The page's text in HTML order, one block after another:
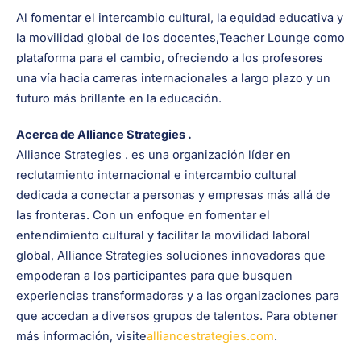
Al fomentar el intercambio cultural, la equidad educativa y
la movilidad global de los docentes,Teacher Lounge como
plataforma para el cambio, ofreciendo a los profesores
una vía hacia carreras internacionales a largo plazo y un
futuro más brillante en la educación.
Acerca de Alliance Strategies .
Alliance Strategies . es una organización líder en
reclutamiento internacional e intercambio cultural
dedicada a conectar a personas y empresas más allá de
las fronteras. Con un enfoque en fomentar el
entendimiento cultural y facilitar la movilidad laboral
global, Alliance Strategies soluciones innovadoras que
empoderan a los participantes para que busquen
experiencias transformadoras y a las organizaciones para
que accedan a diversos grupos de talentos. Para obtener
más información, visitealliancestrategies.com.